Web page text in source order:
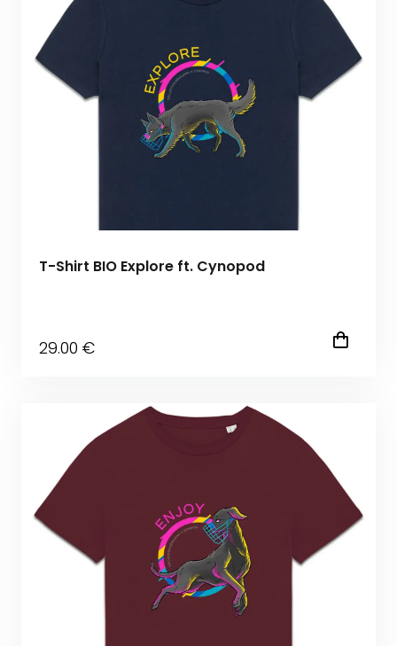
T-Shirt BIO Explore ft. Cynopod
29.00 €